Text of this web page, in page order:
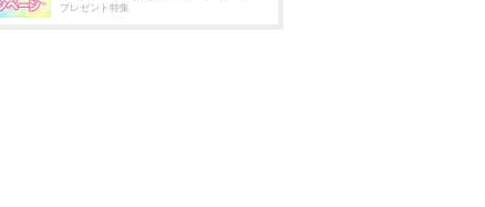
プレゼント特集